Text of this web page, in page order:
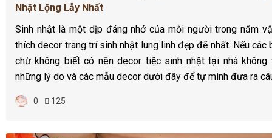
Nhật Lộng Lẫy Nhất
Sinh nhật là một dịp đáng nhớ của mỗi người trong năm
thích decor trang trí sinh nhật lung linh đẹp đẽ nhất. Nếu các
chừ không biết có nên decor tiệc sinh nhật tại nhà không
những lý do và các mẫu decor dưới đây để tự mình đưa ra
0 125